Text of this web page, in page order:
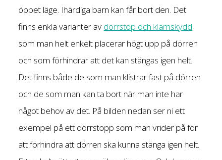
öppet läge. Ihärdiga barn kan får bort den. Det
finns enkla varianter av dörrstop och klämskydd
som man helt enkelt placerar högt upp på dörren
och som förhindrar att det kan stängas igen helt.
Det finns både de som man klistrar fast på dörren
och de som man kan ta bort när man inte har
något behov av det. På bilden nedan ser ni ett
exempel på ett dörrstopp som man vrider på för
att förhindra att dörren ska kunna stänga igen helt.